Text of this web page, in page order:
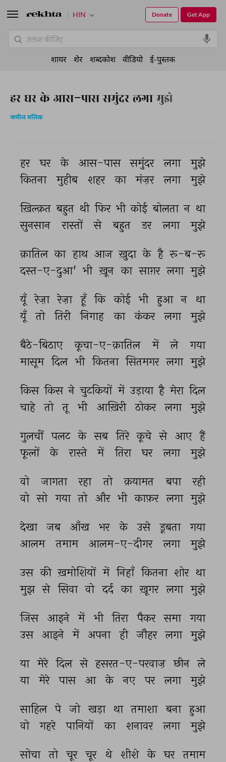
हर घर के आस-पास समुंदर लगा मुझे
जमील मलिक
हर घर के आस-पास समुंदर लगा
मुझे
कितना
मुहीब शहर का मंज़र लगा मुझे
ख़िल्क़त बहुत थी फिर भी कोई बोलता न था
सुनसान
रास्तों से बहुत डर लगा मुझे
क़ातिल का हाथ आज ख़ुदा के है रू-ब-रू
दस्त-ए-दुआ' भी ख़ून का साग़र लगा मुझे
यूँ रेज़ा रेज़ा हूँ कि कोई भी हुआ न
था
यूँ
तो तिरी निगाह का कंकर लगा मुझे
बैठे-बिठाए कूचा-ए-क़ातिल में ले
गया
मासूम दिल भी कितना सितमगर लगा मुझे
किस किस ने चुटकियों में उड़ाया है मेरा दिल
चाहे
तो तू भी आख़िरी ठोकर लगा मुझे
गुलचीं पलट के सब तिरे कूचे से आए हैं
फूलों
के रास्ते में तिरा घर लगा मुझे
वो जागता रहा तो क़यामत बपा
रही
वो सो गया तो और भी काफ़र लगा मुझे
देखा जब आँख भर के उसे डूबता
गया
आलम
तमाम आलम-ए-दीगर लगा मुझे
उस की ख़मोशियों में निहाँ कितना शोर था
मुझ से सिवा वो दर्द का ख़ूगर लगा मुझे
जिस आइने में भी तिरा पैकर समा
गया
उस आइने में अपना ही जौहर लगा मुझे
या मेरे दिल से हसरत-ए-परवाज़ छीन ले
या
मेरे पास आ के नए पर लगा मुझे
साहिल पे जो खड़ा था तमाशा बना हुआ
वो
गहरे पानियों का शनावर लगा मुझे
सोचा तो चूर चूर थे शीशे के घर तमाम
HIN Get App
Donate
शायर शेर शब्दकोश वीडियो ई-पुस्तक